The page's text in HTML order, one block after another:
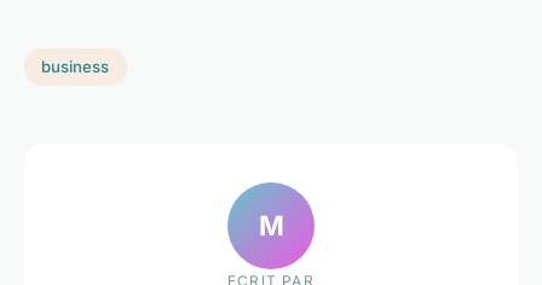
business
M
ECRIT PAR